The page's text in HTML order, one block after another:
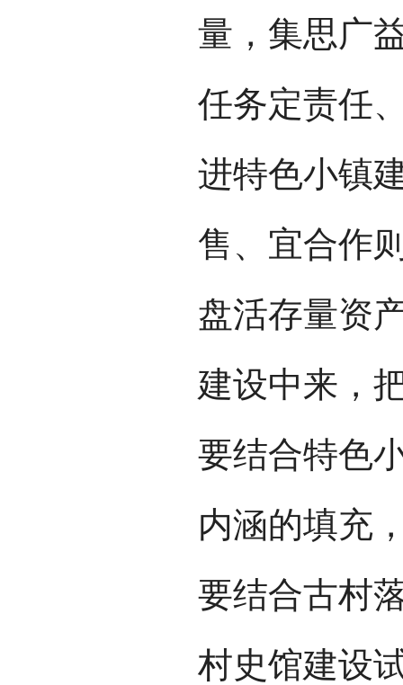
量，集思广
任务定责任
进特色小镇
售、宜合作
盘活存量资
建设中来，
要结合特色
内涵的填充
要结合古村
村史馆建设